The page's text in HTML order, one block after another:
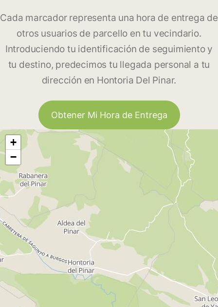
Cada marcador representa una hora de entrega de
otros usuarios de parcello en tu vecindario.
Introduciendo tu identificación de seguimiento y
tu destino, predecimos tu llegada personal a tu
dirección en Hontoria Del Pinar.
Obtener Mi Hora de Entrega
+
−